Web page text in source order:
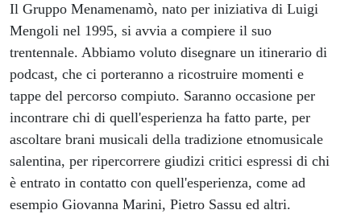
Il Gruppo Menamenamò, nato per iniziativa di Luigi
Mengoli nel 1995, si avvia a compiere il suo
trentennale. Abbiamo voluto disegnare un itinerario di
podcast, che ci porteranno a ricostruire momenti e
tappe del percorso compiuto. Saranno occasione per
incontrare chi di quell'esperienza ha fatto parte, per
ascoltare brani musicali della tradizione etnomusicale
salentina, per ripercorrere giudizi critici espressi di chi
è entrato in contatto con quell'esperienza, come ad
esempio Giovanna Marini, Pietro Sassu ed altri.